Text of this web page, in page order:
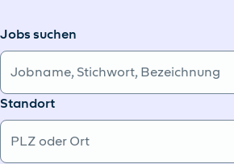
Jobs suchen
Standort